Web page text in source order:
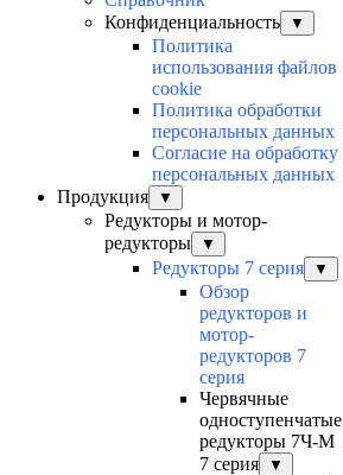
Конфиденциальность
▼
Политика
использования файлов
cookie
Политика обработки
персональных данных
Согласие на обработку
персональных данных
Продукция
▼
Редукторы и мотор-
редукторы
▼
Редукторы 7 серия ▼
Обзор
редукторов и
мотор-
редукторов 7
серия
Червячные
одноступенчатые
редукторы 7Ч-М
7 серия
▼